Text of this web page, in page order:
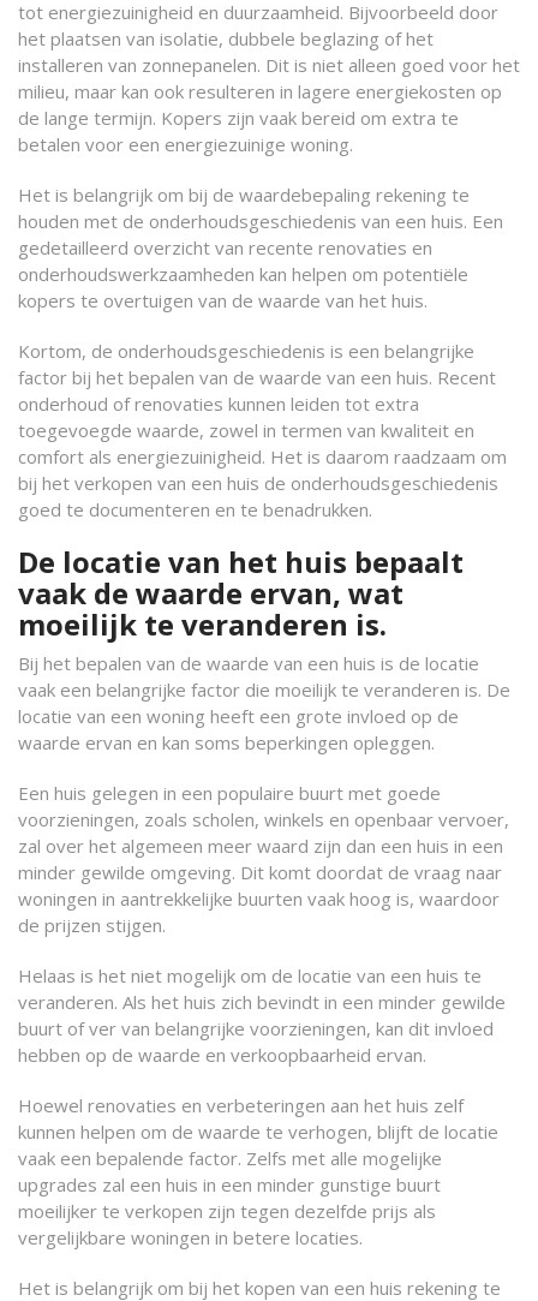
tot energiezuinigheid en duurzaamheid. Bijvoorbeeld door
het plaatsen van isolatie, dubbele beglazing of het
installeren van zonnepanelen. Dit is niet alleen goed voor het
milieu, maar kan ook resulteren in lagere energiekosten op
de lange termijn. Kopers zijn vaak bereid om extra te
betalen voor een energiezuinige woning.
Het is belangrijk om bij de waardebepaling rekening te
houden met de onderhoudsgeschiedenis van een huis. Een
gedetailleerd overzicht van recente renovaties en
onderhoudswerkzaamheden kan helpen om potentiële
kopers te overtuigen van de waarde van het huis.
Kortom, de onderhoudsgeschiedenis is een belangrijke
factor bij het bepalen van de waarde van een huis. Recent
onderhoud of renovaties kunnen leiden tot extra
toegevoegde waarde, zowel in termen van kwaliteit en
comfort als energiezuinigheid. Het is daarom raadzaam om
bij het verkopen van een huis de onderhoudsgeschiedenis
goed te documenteren en te benadrukken.
De locatie van het huis bepaalt
vaak de waarde ervan, wat
moeilijk te veranderen is.
Bij het bepalen van de waarde van een huis is de locatie
vaak een belangrijke factor die moeilijk te veranderen is. De
locatie van een woning heeft een grote invloed op de
waarde ervan en kan soms beperkingen opleggen.
Een huis gelegen in een populaire buurt met goede
voorzieningen, zoals scholen, winkels en openbaar vervoer,
zal over het algemeen meer waard zijn dan een huis in een
minder gewilde omgeving. Dit komt doordat de vraag naar
woningen in aantrekkelijke buurten vaak hoog is, waardoor
de prijzen stijgen.
Helaas is het niet mogelijk om de locatie van een huis te
veranderen. Als het huis zich bevindt in een minder gewilde
buurt of ver van belangrijke voorzieningen, kan dit invloed
hebben op de waarde en verkoopbaarheid ervan.
Hoewel renovaties en verbeteringen aan het huis zelf
kunnen helpen om de waarde te verhogen, blijft de locatie
vaak een bepalende factor. Zelfs met alle mogelijke
upgrades zal een huis in een minder gunstige buurt
moeilijker te verkopen zijn tegen dezelfde prijs als
vergelijkbare woningen in betere locaties.
Het is belangrijk om bij het kopen van een huis rekening te